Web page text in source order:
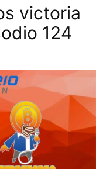
victoria
124